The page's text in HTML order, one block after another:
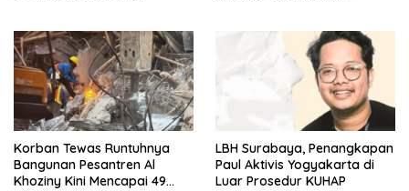
Korban Tewas Runtuhnya
Bangunan Pesantren Al
Khoziny Kini Mencapai 49
LBH Surabaya, Penangkapan
Paul Aktivis Yogyakarta di
Luar Prosedur KUHAP